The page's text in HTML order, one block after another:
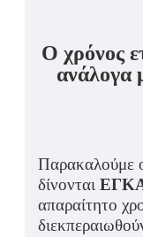
Ο χρόνος
ανάλογα
Παρακαλούμε
δίνονται
απαραίτητο